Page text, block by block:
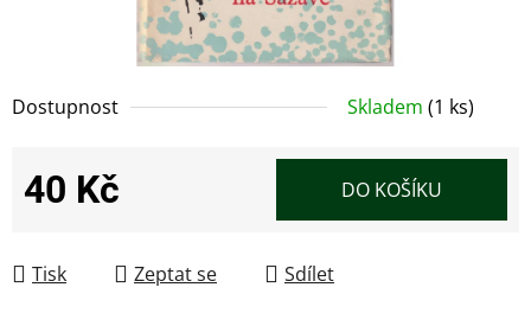
Dostupnost Skladem (1 ks)
40 Kč DO KOŠÍKU
Tisk Zeptat se Sdílet